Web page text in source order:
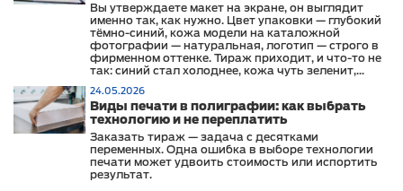
Вы утверждаете макет на экране, он выглядит
именно так, как нужно. Цвет упаковки — глубокий
тёмно-синий, кожа модели на каталожной
фотографии — натуральная, логотип — строго в
фирменном оттенке. Тираж приходит, и что-то не
так: синий стал холоднее, кожа чуть зеленит,
офисных материалах.
24.05.2026
Виды печати в полиграфии: как выбрать
технологию и не переплатить
Заказать тираж — задача с десятками
переменных. Одна ошибка в выборе технологии
печати может удвоить стоимость или испортить
результат.